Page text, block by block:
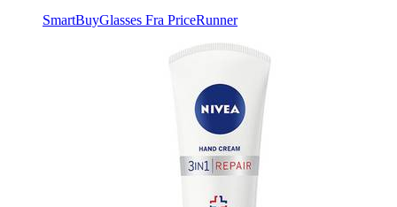
SmartBuyGlasses Fra PriceRunner